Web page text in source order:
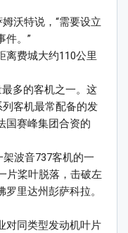
沃特说，“需要设立
件。”
离费城大约110公里
多的客机之一。这
客机最常配备的发
国赛峰集团合资的
波音737客机的一
片桨叶脱落，击破左
里达州彭萨科拉。
对同类型发动机叶片